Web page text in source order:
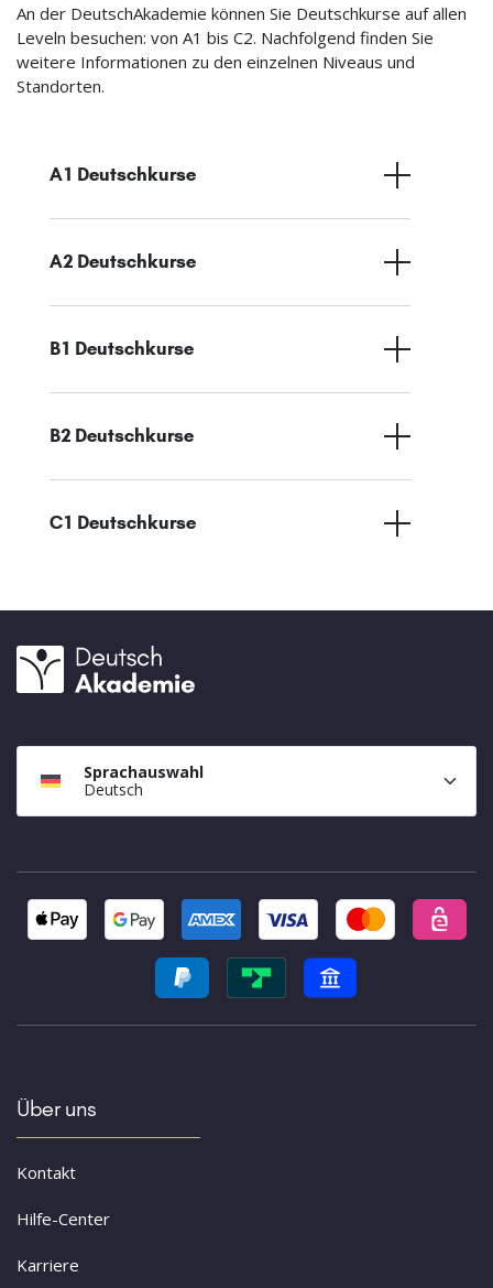
An der DeutschAkademie können Sie Deutschkurse auf allen
Leveln besuchen: von A1 bis C2. Nachfolgend finden Sie
weitere Informationen zu den einzelnen Niveaus und
Standorten.
A1 Deutschkurse
A2 Deutschkurse
B1 Deutschkurse
B2 Deutschkurse
C1 Deutschkurse
Sprachauswahl
Deutsch
Über uns
Kontakt
Hilfe-Center
Karriere